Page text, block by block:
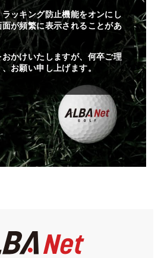
ッキング防止機能をオンにし
が頻繁に表示されることがあ
かけいたしますが、何卒ご理
お願い申し上げます。